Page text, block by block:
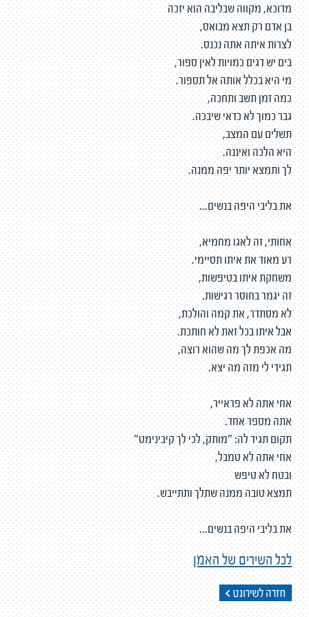
מדוכא, מקווה שבליבה הוא יזכה
בן אדם רק תצא מבואס,
לצרות איתה אתה נכנס.
בים יש דגים כמויות לאין ספור,
מי היא בכלל אותה אל תספור.
כמה זמן תשב ותחכה,
גבר כמוך לא כדאי שיבכה.
תשלים עם המצב,
היא הלכה ואיננה.
לך ותמצא יותר יפה ממנה.
את בליבי היפה בנשים...
אחותי, זה לאגו מחמיא,
רע מאוד את איתו תסיימי.
משחקת איתו בטיפשות,
זה יגמר בחוסר רגישות.
לא מסתדר, את קמה והולכת,
אבל איתו בכל זאת לא חותכת.
מה אכפת לך מה שהוא רוצה,
תגידי לי מזה מה יצא.
אחי אתה לא פראייר,
אתה מספר אחד.
תקום תגיד לה: "מותק, לכי לך קיבינימט"
אחי אתה לא טמבל,
ובטח לא טיפש
תמצא טובה ממנה שתלך ותתייבש.
את בליבי היפה בנשים...
לכל השירים של האמן